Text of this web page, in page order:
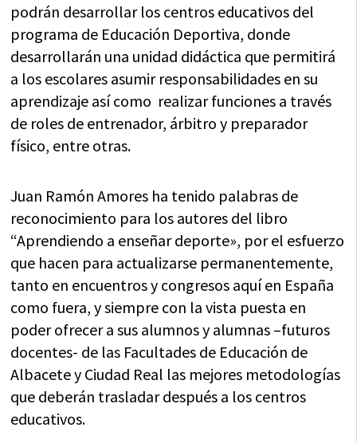
podrán desarrollar los centros educativos del
programa de Educación Deportiva, donde
desarrollarán una unidad didáctica que permitirá
a los escolares asumir responsabilidades en su
aprendizaje así como realizar funciones a través
de roles de entrenador, árbitro y preparador
físico, entre otras.
Juan Ramón Amores ha tenido palabras de
reconocimiento para los autores del libro
“Aprendiendo a enseñar deporte», por el esfuerzo
que hacen para actualizarse permanentemente,
tanto en encuentros y congresos aquí en España
como fuera, y siempre con la vista puesta en
poder ofrecer a sus alumnos y alumnas –futuros
docentes- de las Facultades de Educación de
Albacete y Ciudad Real las mejores metodologías
que deberán trasladar después a los centros
educativos.